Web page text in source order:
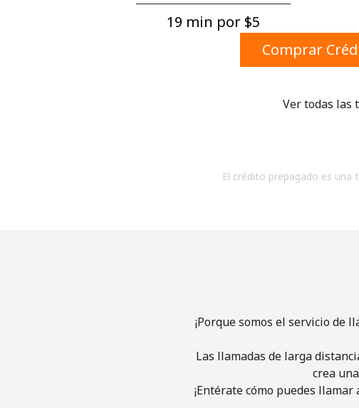
19 min por ⁦$5⁩
Comprar
Ver todas las
El crédito prepagado es una
¡Porque somos el servicio de
Las llamadas de larga
crea
¡Entérate cómo puedes